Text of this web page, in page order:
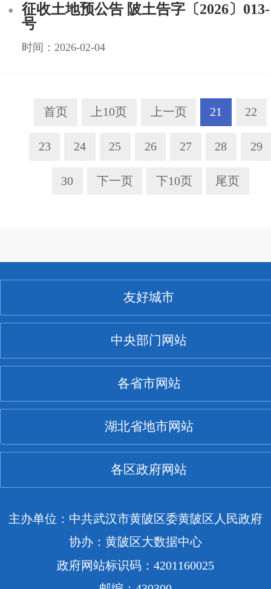
征收土地预公告 陂土告字〔2026〕013-1
号
时间：2026-02-04
首页 上10页 上一页 21 22
23 24 25 26 27 28 29
30 下一页 下10页 尾页
友好城市
中央部门网站
各省市网站
湖北省地市网站
各区政府网站
主办单位：中共武汉市黄陂区委黄陂区人民政府
协办：黄陂区大数据中心
政府网站标识码：4201160025